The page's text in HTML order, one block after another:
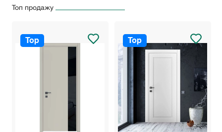
чи чорний) має магнітний "язичок" для легкого закривання.
мм — для стін товщиною до 260 мм.
Колір: Білий матовий, білий ясен, сірий світлий/темний, дуб
Гарантія: 5 років
Топ продажу
Top Top